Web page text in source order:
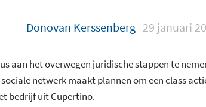
Donovan Kerssenberg 29 januari
aan het overwegen juridische stappen te
netwerk maakt plannen om een class
bedrijf uit Cupertino.